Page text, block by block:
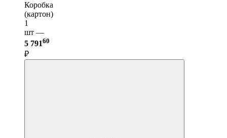
Коробка
(картон)
1
шт —
5 79160
₽